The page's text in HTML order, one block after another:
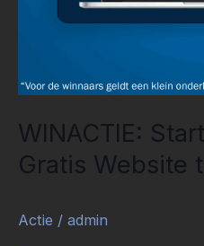
WINACTIE:
Gratis Website
Actie / admin